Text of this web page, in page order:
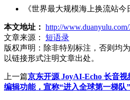
《世界最大规模海上换流站今
本文地址： http://
文章来源：
短语录
版权声明： 除非特别标注，否则均
以链接形式注明文章出处。
上一篇京东开源 JoyAI-Echo 长音
编辑功能，宣称“进入全球第一梯队”